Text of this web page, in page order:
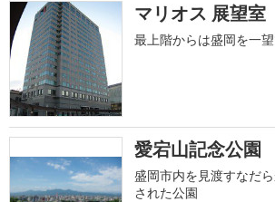
マリオス 展望室
最上階からは盛岡を一
愛宕山記念公園
盛岡市内を見渡すなだ
された公園